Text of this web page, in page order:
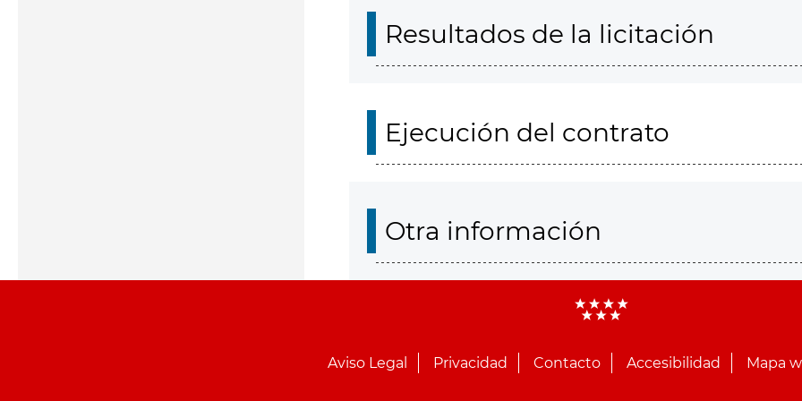
Resultados de la licitación
Ejecución del contrato
Otra información
Aviso Legal Privacidad Contacto Accesibilidad Mapa